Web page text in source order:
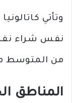
وتأتي
من المتوسط
المناطق